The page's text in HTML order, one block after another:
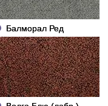
Балморал Ред